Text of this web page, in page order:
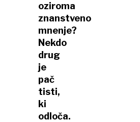
oziroma
znanstveno
mnenje?
Nekdo
drug
je
pač
tisti,
ki
odloča.